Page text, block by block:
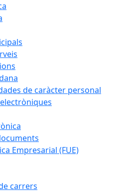
de caràcter personal
Empresarial (FUE)
carrers